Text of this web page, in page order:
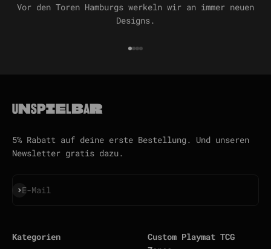
Vor den Toren Hamburgs werkeln wir an immer neuen
Designs.
Gehe zu Element 1
Gehe zu Element 2
Gehe zu Element 3
Gehe zu Element 4
5% Rabatt auf deine erste Bestellung. Und unseren
Newsletter gratis dazu.
E-Mail
Abonnieren
Kategorien
Custom Playmat TCG